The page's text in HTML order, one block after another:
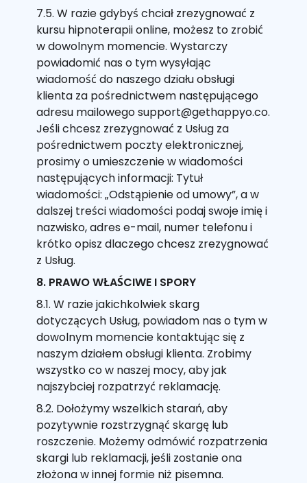
7.5. W razie gdybyś chciał zrezygnować z
kursu hipnoterapii online, możesz to zrobić
w dowolnym momencie. Wystarczy
powiadomić nas o tym wysyłając
wiadomość do naszego działu obsługi
klienta za pośrednictwem następującego
adresu mailowego support@gethappyo.co.
Jeśli chcesz zrezygnować z Usług za
pośrednictwem poczty elektronicznej,
prosimy o umieszczenie w wiadomości
następujących informacji: Tytuł
wiadomości: „Odstąpienie od umowy”, a w
dalszej treści wiadomości podaj swoje imię i
nazwisko, adres e-mail, numer telefonu i
krótko opisz dlaczego chcesz zrezygnować
z Usług.
8. PRAWO WŁAŚCIWE I SPORY
8.1. W razie jakichkolwiek skarg
dotyczących Usług, powiadom nas o tym w
dowolnym momencie kontaktując się z
naszym działem obsługi klienta. Zrobimy
wszystko co w naszej mocy, aby jak
najszybciej rozpatrzyć reklamację.
8.2. Dołożymy wszelkich starań, aby
pozytywnie rozstrzygnąć skargę lub
roszczenie. Możemy odmówić rozpatrzenia
skargi lub reklamacji, jeśli zostanie ona
złożona w innej formie niż pisemna.